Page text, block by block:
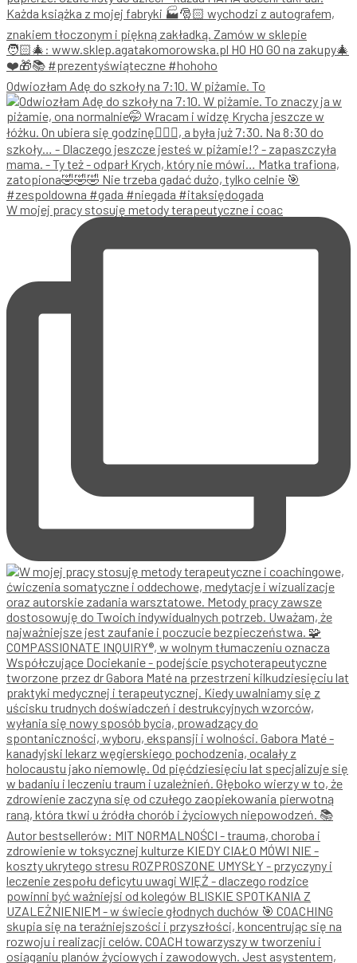
Odwiozłam Adę do szkoły na 7:10. W piżamie. To
W mojej pracy stosuję metody terapeutyczne i coac